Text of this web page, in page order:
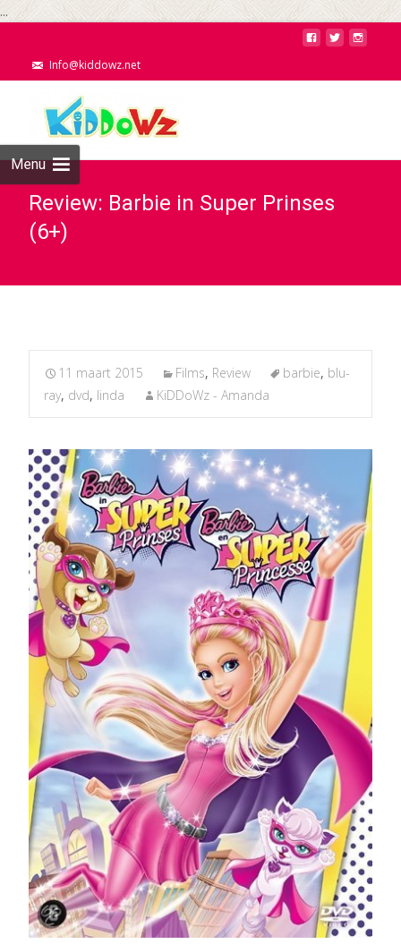
...
Info@kiddowz.net
Menu
Review: Barbie in Super Prinses
(6+)
11 maart 2015 Films, Review barbie, blu-
ray, dvd, linda KiDDoWz - Amanda